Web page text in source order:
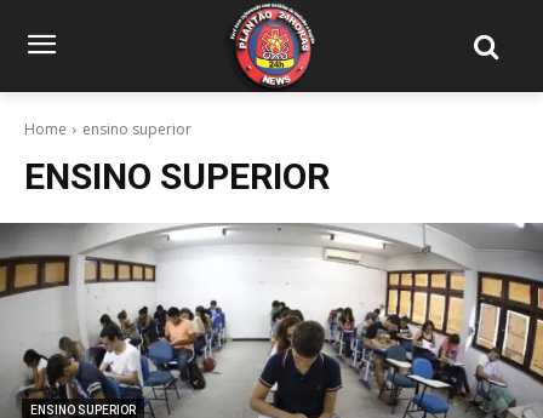
Home ensino superior
ENSINO SUPERIOR
ENSINO SUPERIOR